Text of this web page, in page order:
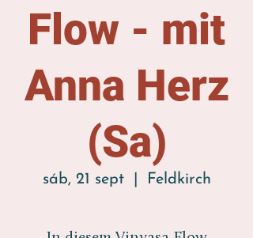
Flow - mit
Anna Herz
(Sa)
sáb, 21 sept
  |
Feldkirch